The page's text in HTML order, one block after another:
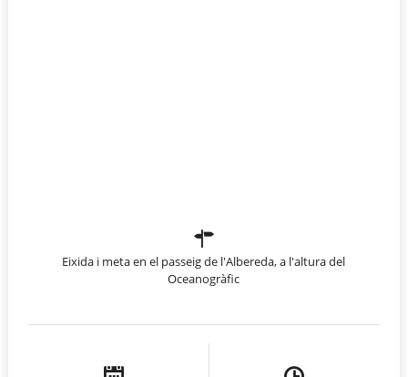
Eixida i meta en el passeig de l'Albereda, a l'altura del
Oceanogràfic